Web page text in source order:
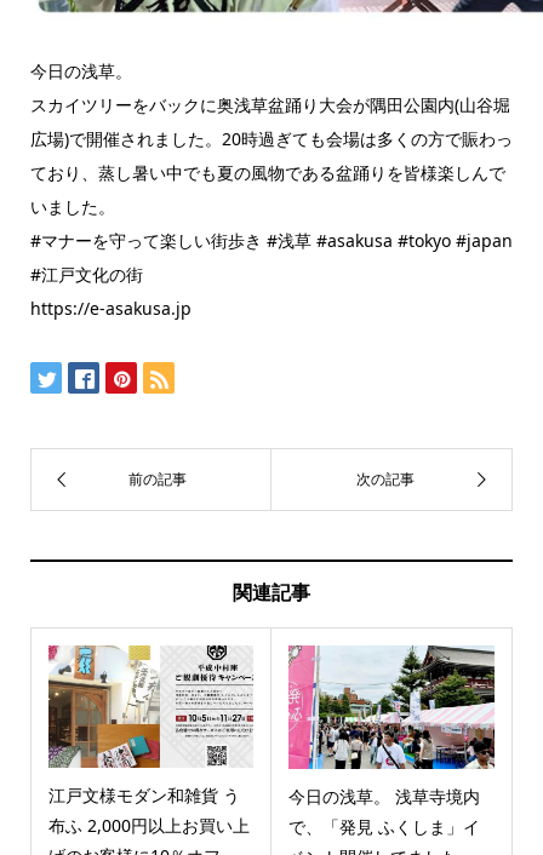
今日の浅草。
スカイツリーをバックに奥浅草盆踊り大会が隅田公園内(山谷堀
広場)で開催されました。20時過ぎても会場は多くの方で賑わっ
ており、蒸し暑い中でも夏の風物である盆踊りを皆様楽しんで
いました。
#マナーを守って楽しい街歩き #浅草 #asakusa #tokyo #japan
#江戸文化の街
https://e-asakusa.jp
関連記事
江戸文様モダン和雑貨 う
布ふ 2,000円以上お買い上
今日の浅草。 浅草寺境内
で、「発見 ふくしま」イ